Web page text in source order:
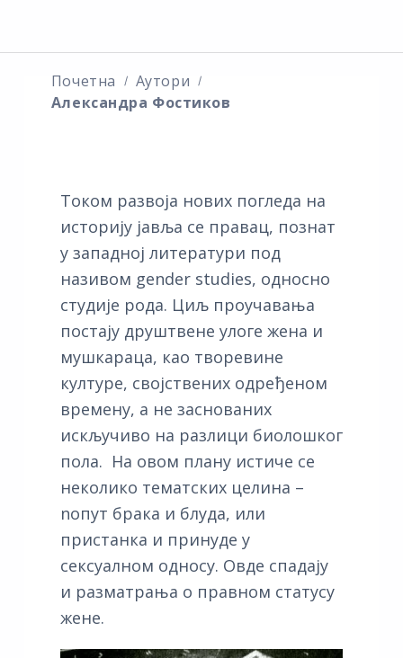
Почетна
Аутори
Александра Фостиков
Током развоја нових погледа на
историју јавља се правац, познат
у западној литератури под
називом gender studies, односно
студије рода. Циљ проучавања
постају друштвене улоге жена и
мушкараца, као творевине
културе, својствених одређеном
времену, а не заснованих
искључиво на разлици биолошког
пола. На овом плану истиче се
неколико тематских целина –
nопут брака и блуда, или
пристанка и принуде у
сексуалном односу. Овде спадају
и разматрања о правном статусу
жене.